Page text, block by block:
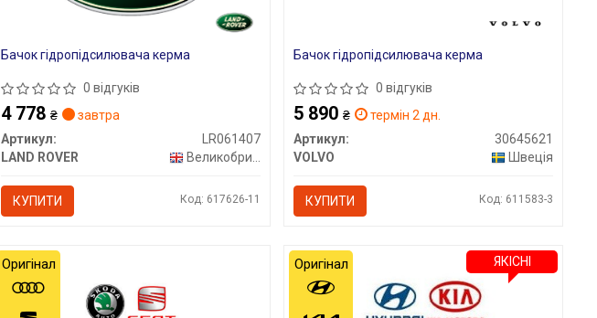
Бачок гідропідсилювача керма
0 відгуків
4 778₴
завтра
Артикул:
LR061407
LAND ROVER
Великобританія
КУПИТИ Код: 617626-11
Бачок гідропідсилювача керма
0 відгуків
5 890₴
термін 2 дн.
Артикул:
30645621
VOLVO
Швеція
КУПИТИ Код: 611583-3
Оригінал ЯКІСНІ
Оригінал